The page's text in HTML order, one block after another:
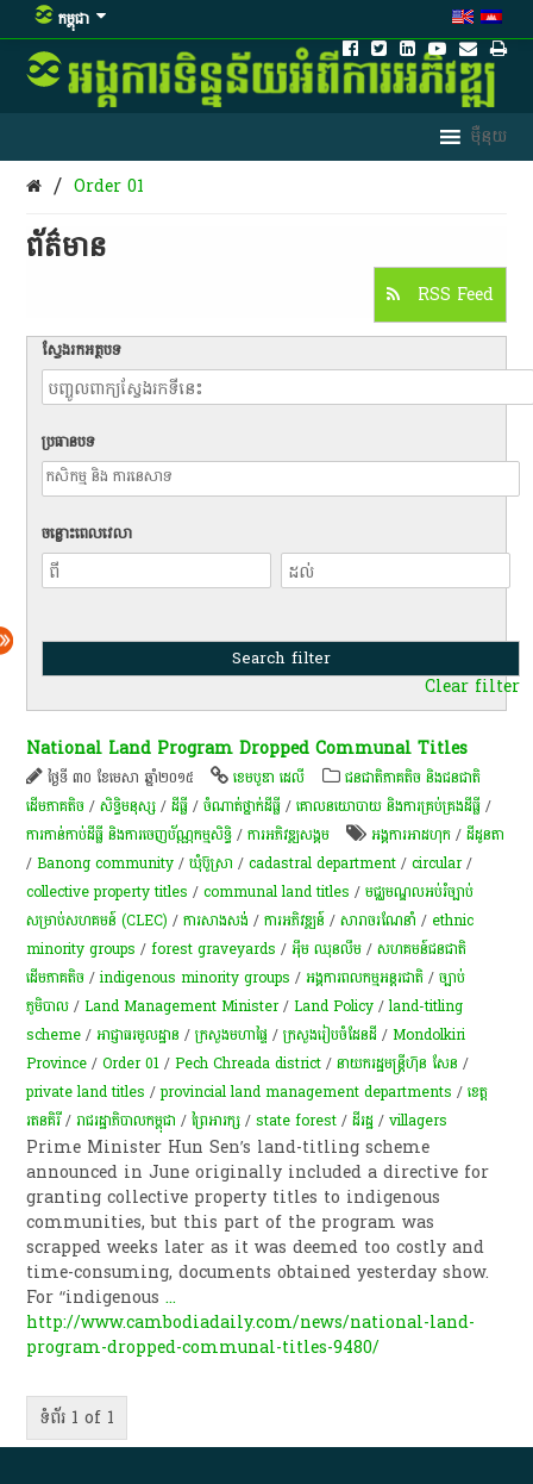
កម្ពុជា
/ Order 01
ព័ត៌មាន​
RSS Feed
ស្វែងរកអត្ថបទ
ប្រធានបទ
ចន្លោះពេលវេលា
Clear filter
National Land Program Dropped Communal Titles
ថ្ងៃទី ៣០ ខែមេសា ឆ្នាំ២០១៥ ខេមបូឌា ដេលី
ជនជាតិភាគតិច និងជនជាតិ
ដើមភាគតិច /សិទ្ធិមនុស្ស /ដីធ្លី /ចំណាត់ថ្នាក់ដីធ្លី /គោលនយោបាយ និង​ការគ្រប់គ្រង​ដីធ្លី /
ការកាន់កាប់​ដីធ្លី និង​ការចេញ​ប័ណ្ណកម្មសិទ្ធិ​ /ការ​អភិវឌ្ឍ​សង្គម អង្គការអាដហុក /ដីដូនតា
/Banong community /ឃុំ​ប៊ូស្រា /cadastral department /circular/
collective property titles /communal land titles /មជ្ឈមណ្ឌលអប់រំច្បាប់
សម្រាប់សហគមន៍ (CLEC) /ការសាងសង់ /ការអភិវឌ្ឍន៍ /សារាចរ​ណែនាំ​ / ethnic
minority groups /forest graveyards /អុឹម ឈុនលឹម /សហគមន៍ជនជាតិ
ដើមភាគតិច /indigenous minority groups /អង្គការពលកម្មអន្តរជាតិ /ច្បាប់
ភូមិបាល /Land Management Minister/Land Policy /land-titling
scheme /អាជ្ញាធរមូលដ្ឋាន /ក្រសួងមហាផ្ទៃ /ក្រសួង​រៀបចំ​ដែន​ដី /Mondolkiri
Province /Order 01 /Pech Chreada district /នាយករដ្ឋមន្ត្រីហ៊ុន សែន /
private land titles /provincial land management departments /ខេត្ត
រតនគិរី/រាជរដ្ឋាភិបាលកម្ពុជា /ព្រៃអារក្ស /state forest /ដី​រដ្ឋ​ /villagers
Prime Minister Hun Sen’s land-titling scheme
announced in June originally included a directive for
granting collective property titles to indigenous
communities, but this part of the program was
scrapped weeks later as it was deemed too costly and
time-consuming, documents obtained yesterday show.
For “indigenous...
http://www.cambodiadaily.com/news/national-land-
program-dropped-communal-titles-9480/
ទំព័រ 1 of 1